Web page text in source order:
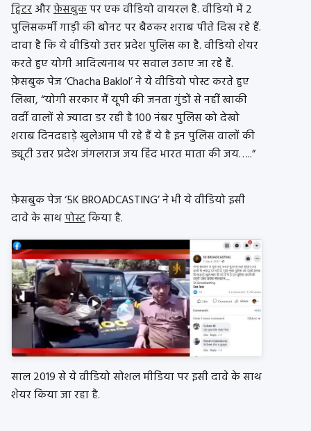
ट्विटरऔरफ़ेसबुकपर एक वीडियो वायरल है. वीडियो में 2
पुलिसकर्मी गाड़ी की बोनट पर बैठकर शराब पीते दिख रहे हैं.
दावा है कि ये वीडियो उत्तर प्रदेश पुलिस का है. वीडियो शेयर
करते हुए योगी आदित्यनाथ पर सवाल उठाए जा रहे हैं.
फ़ेसबुक पेज ‘Chacha Baklol’ ने ये वीडियो पोस्ट करते हुए
लिखा, “योगी सरकार मैं यूपी की जनता गुंडों से नहीं खाकी
वर्दी वालों से ज्यादा डर रही है 100 नंबर पुलिस को देखो
शराब दिनदहाड़े खुलेआम पी रहे हैं ये है इन पुलिस वालों की
ड्यूटी उत्तर प्रदेश जंगलराज जय हिंद भारत माता की जय…..”
फ़ेसबुक पेज ‘5K BROADCASTING’ ने भी ये वीडियो इसी
दावे के साथपोस्टकिया है.
साल 2019 से ये वीडियो सोशल मीडिया पर इसी दावे के साथ
शेयर किया जा रहा है.